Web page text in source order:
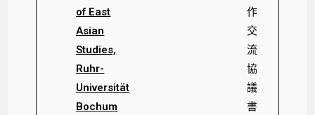
of East
Asian
Studies,
Ruhr-
Universität
Bochum
作
交
流
協
議
書